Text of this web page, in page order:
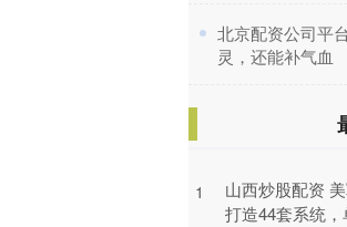
北京配资公司平
灵，还能补气血
1
山西炒股配资
打造44套系统